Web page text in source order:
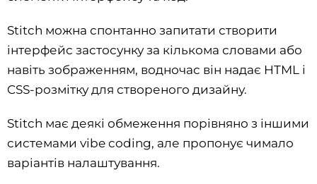
Stitch можна спонтанно запитати створити
інтерфейс застосунку за кількома словами або
навіть зображенням, водночас він надає HTML і
CSS-розмітку для створеного дизайну.
Stitch має деякі обмеження порівняно з іншими
системами vibe coding, але пропонує чимало
варіантів налаштування.